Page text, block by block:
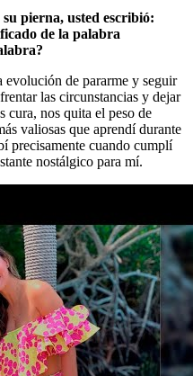
pierna, usted escribió:
de la palabra
evolución de pararme y seguir
las circunstancias y dejar
cura, nos quita el peso de
valiosas que aprendí durante
precisamente cuando cumplí
nostálgico para mí.